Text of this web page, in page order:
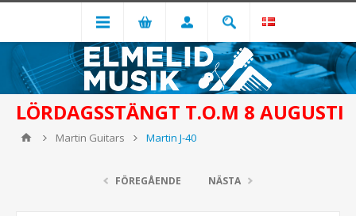
LÖRDAGSSTÄNGT T.O.M 8 AUGUSTI
Martin Guitars Martin J-40
FÖREGÅENDE NÄSTA